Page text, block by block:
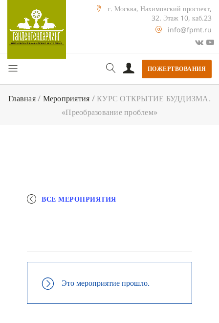
г. Москва, Нахимовский проспект,
32. Этаж 10, каб.23
info@fpmt.ru
ПОЖЕРТВОВАНИЯ
Главная/ Мероприятия / КУРС ОТКРЫТИЕ БУДДИЗМА.
«Преобразование проблем»
ВСЕ МЕРОПРИЯТИЯ
Это мероприятие прошло.